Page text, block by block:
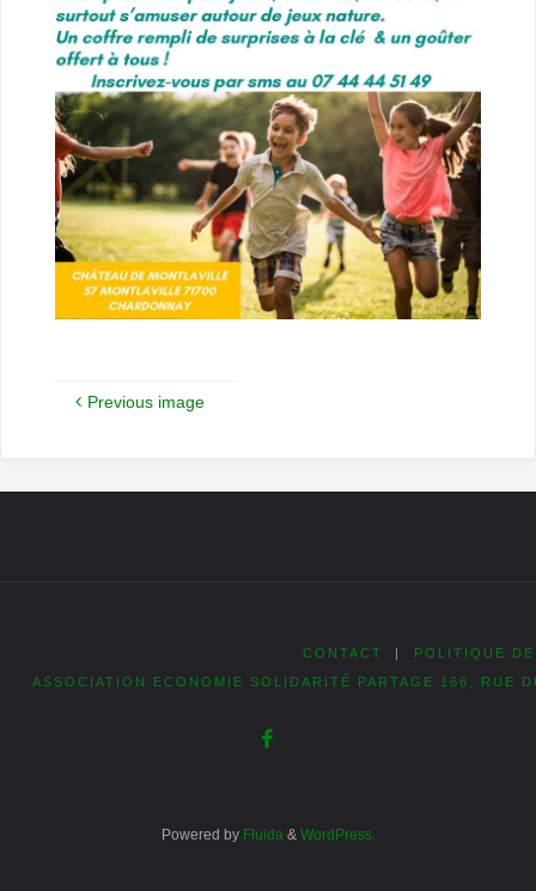
Previous image
CONTACT
POLITIQUE
ASSOCIATION ECONOMIE SOLIDARITÉ PARTAGE 166, RUE
Powered byFluida& WordPress.